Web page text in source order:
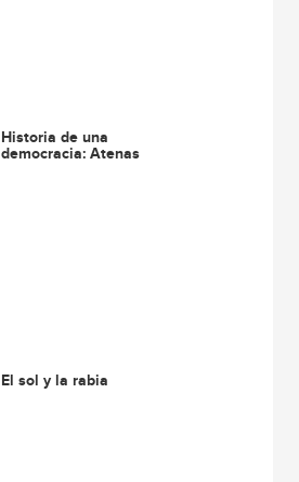
Historia de una
democracia: Atenas
El sol y la rabia